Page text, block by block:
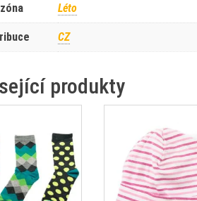
Léto
CZ
produkty